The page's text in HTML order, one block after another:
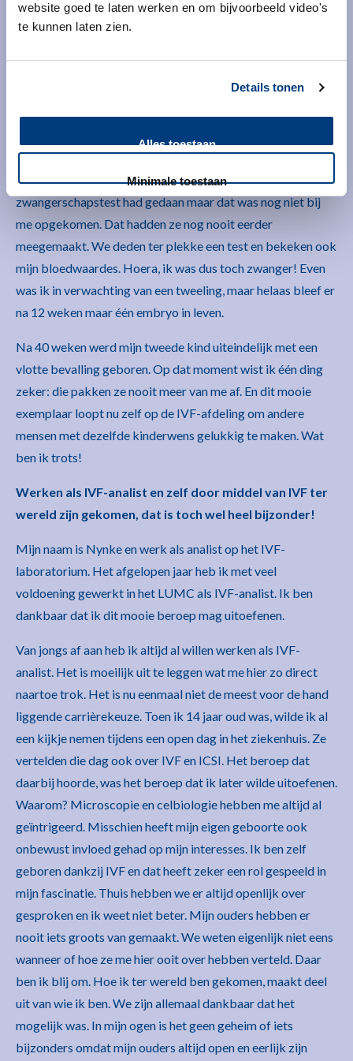
website goed te laten werken en om bijvoorbeeld video's
te kunnen laten zien.
Details tonen
Alles toestaan
Minimale toestaan
Familie Van de Haar
Drie weken na de terugplaatsing ging ik voor controle naar
de afdeling. De artsen vroegen of ik al een
zwangerschapstest had gedaan maar dat was nog niet bij
me opgekomen. Dat hadden ze nog nooit eerder
meegemaakt. We deden ter plekke een test en bekeken ook
mijn bloedwaardes. Hoera, ik was dus toch zwanger! Even
was ik in verwachting van een tweeling, maar helaas bleef er
na 12 weken maar één embryo in leven.
Na 40 weken werd mijn tweede kind uiteindelijk met een
vlotte bevalling geboren. Op dat moment wist ik één ding
zeker: die pakken ze nooit meer van me af. En dit mooie
exemplaar loopt nu zelf op de IVF-afdeling om andere
mensen met dezelfde kinderwens gelukkig te maken. Wat
ben ik trots!
Werken als IVF-analist en zelf door middel van IVF ter
wereld zijn gekomen, dat is toch wel heel bijzonder!
Mijn naam is Nynke en werk als analist op het IVF-
laboratorium. Het afgelopen jaar heb ik met veel
voldoening gewerkt in het LUMC als IVF-analist. Ik ben
dankbaar dat ik dit mooie beroep mag uitoefenen.
Van jongs af aan heb ik altijd al willen werken als IVF-
analist. Het is moeilijk uit te leggen wat me hier zo direct
naartoe trok. Het is nu eenmaal niet de meest voor de hand
liggende carrièrekeuze. Toen ik 14 jaar oud was, wilde ik al
een kijkje nemen tijdens een open dag in het ziekenhuis. Ze
vertelden die dag ook over IVF en ICSI. Het beroep dat
daarbij hoorde, was het beroep dat ik later wilde uitoefenen.
Waarom? Microscopie en celbiologie hebben me altijd al
geïntrigeerd. Misschien heeft mijn eigen geboorte ook
onbewust invloed gehad op mijn interesses. Ik ben zelf
geboren dankzij IVF en dat heeft zeker een rol gespeeld in
mijn fascinatie. Thuis hebben we er altijd openlijk over
gesproken en ik weet niet beter. Mijn ouders hebben er
nooit iets groots van gemaakt. We weten eigenlijk niet eens
wanneer of hoe ze me hier ooit over hebben verteld. Daar
ben ik blij om. Hoe ik ter wereld ben gekomen, maakt deel
uit van wie ik ben. We zijn allemaal dankbaar dat het
mogelijk was. In mijn ogen is het geen geheim of iets
bijzonders omdat mijn ouders altijd open en eerlijk zijn